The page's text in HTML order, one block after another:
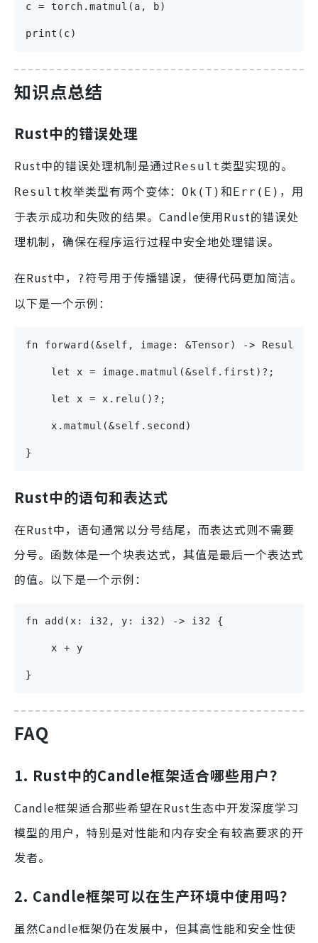
c = torch.matmul(a, b)
print(c)
知识点总结
Rust中的错误处理
Rust中的错误处理机制是通过Result 类型实现的。
Result枚举类型有两个变体： Ok(T) 和 Err(E) ，用
于表示成功和失败的结果。Candle使用Rust的错误处
理机制，确保在程序运行过程中安全地处理错误。
在Rust中， ? 符号用于传播错误，使得代码更加简洁。
以下是一个示例：
fn forward(&self, image: &Tensor) -> Result {
    let x = image.matmul(&self.first)?;
    let x = x.relu()?;
    x.matmul(&self.second)
}
Rust中的语句和表达式
在Rust中，语句通常以分号结尾，而表达式则不需要
分号。函数体是一个块表达式，其值是最后一个表达式
的值。以下是一个示例：
fn add(x: i32, y: i32) -> i32 {
    x + y
}
FAQ
1. Rust中的Candle框架适合哪些用户？
Candle框架适合那些希望在Rust生态中开发深度学习
模型的用户，特别是对性能和内存安全有较高要求的开
发者。
2. Candle框架可以在生产环境中使用吗？
虽然Candle框架仍在发展中，但其高性能和安全性使